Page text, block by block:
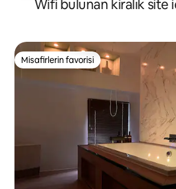
Wifi bulunan kiralık site
Misafirlerin favorisi
Misafirlerin favorisi